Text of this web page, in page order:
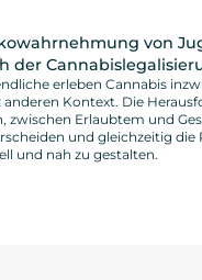
von
der
erleben Cannabis
anderen Kontext. Die
zwischen Erlaubtem und
und gleichzeitig die
und nah zu gestalten.